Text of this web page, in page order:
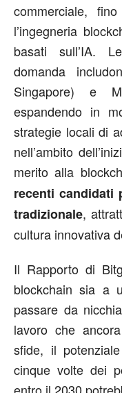
commerciale,
l’ingegneria
basati sull’IA.
domanda
Singapore) e
espandendo in
strategie locali di
nell’ambito
merito alla
recenti candidati
tradizionale,
cultura innovativa
Il Rapporto di
blockchain sia a
passare da
lavoro che
sfide, il
cinque volte dei